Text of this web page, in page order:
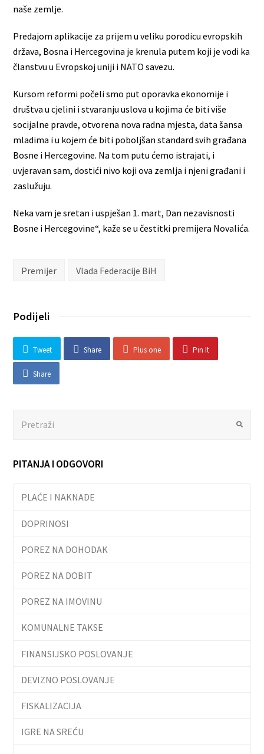
naše zemlje.
Predajom aplikacije za prijem u veliku porodicu evropskih
država, Bosna i Hercegovina je krenula putem koji je vodi ka
članstvu u Evropskoj uniji i NATO savezu.
Kursom reformi počeli smo put oporavka ekonomije i
društva u cjelini i stvaranju uslova u kojima će biti više
socijalne pravde, otvorena nova radna mjesta, data šansa
mladima i u kojem će biti poboljšan standard svih građana
Bosne i Hercegovine. Na tom putu ćemo istrajati, i
uvjeravan sam, dostići nivo koji ova zemlja i njeni građani i
zaslužuju.
Neka vam je sretan i uspješan 1. mart, Dan nezavisnosti
Bosne i Hercegovine“, kaže se u čestitki premijera Novalića.
Premijer Vlada Federacije BiH
Podijeli
Tweet Share Plus one Pin It
Share
Submit
PITANJA I ODGOVORI
PLAĆE I NAKNADE
DOPRINOSI
POREZ NA DOHODAK
POREZ NA DOBIT
POREZ NA IMOVINU
KOMUNALNE TAKSE
FINANSIJSKO POSLOVANJE
DEVIZNO POSLOVANJE
FISKALIZACIJA
IGRE NA SREĆU